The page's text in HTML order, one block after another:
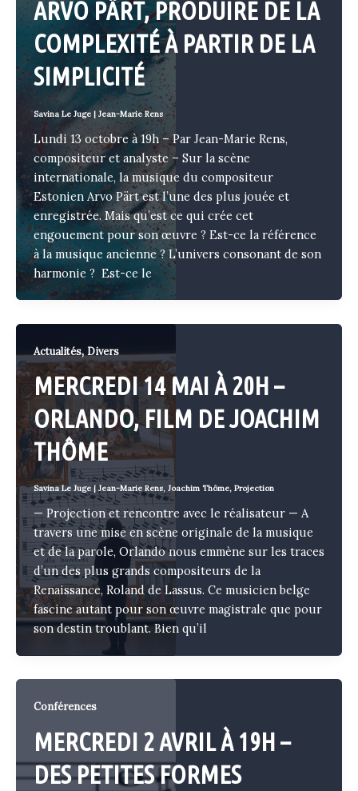
ARVO PÄRT, PRODUIRE DE LA
COMPLEXITÉ À PARTIR DE LA
SIMPLICITÉ
Savina Le Juge | Jean-Marie Rens
Lundi 13 octobre à 19h – Par Jean-Marie Rens,
compositeur et analyste – Sur la scène
internationale, la musique du compositeur
Estonien Arvo Pärt est l’une des plus jouée et
enregistrée. Mais qu’est ce qui crée cet
engouement pour son œuvre ? Est-ce la référence
à la musique ancienne ? L’univers consonant de son
harmonie ? Est-ce le
Actualités, Divers
MERCREDI 14 MAI À 20H –
ORLANDO, FILM DE JOACHIM
THÔME
Savina Le Juge|Jean-Marie Rens, Joachim Thôme, Projection
— Projection et rencontre avec le réalisateur — A
travers une mise en scène originale de la musique
et de la parole, Orlando nous emmène sur les traces
d’un des plus grands compositeurs de la
Renaissance, Roland de Lassus. Ce musicien belge
fascine autant pour son œuvre magistrale que pour
son destin troublant. Bien qu’il
Conférences
MERCREDI 2 AVRIL À 19H –
DES PETITES FORMES